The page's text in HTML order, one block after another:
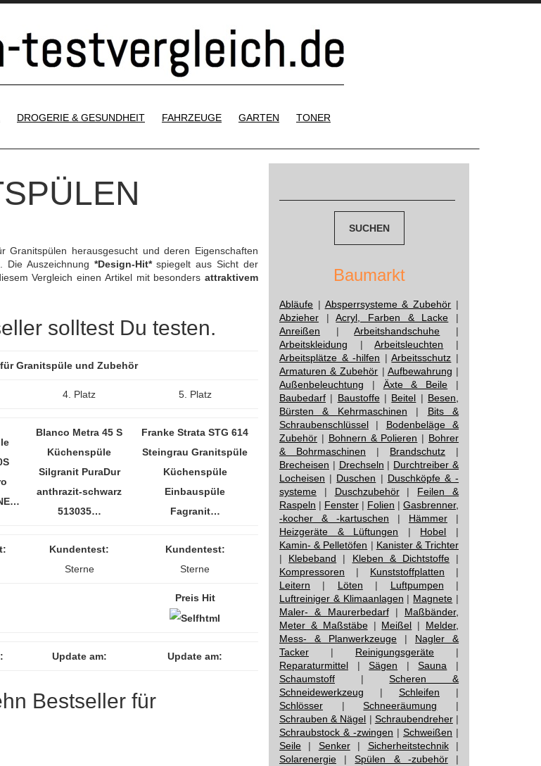
DROGERIE & GESUNDHEIT FAHRZEUGE GARTEN TONER
Granitspülen herausgesucht und deren Eigenschaften
Die Auszeichnung *Design-Hit*spiegelt aus Sicht der
Vergleich einen Artikel mit besonders attraktivem
solltest Du testen.
Granitspüle und Zubehör
4. Platz 5. Platz
Blanco Metra 45 S
Küchenspüle
Silgranit PuraDur
anthrazit-schwarz
513035…
Franke Strata STG 614
Steingrau Granitspüle
Küchenspüle
Einbauspüle
Fagranit…
Kundentest:
Sterne
Kundentest:
Sterne
Preis Hit
Update am: Update am:
Bestseller für
Baumarkt
Abläufe | Absperrsysteme & Zubehör |
Abzieher |Acryl, Farben & Lacke |
Anreißen |Arbeitshandschuhe |
Arbeitskleidung |Arbeitsleuchten |
Arbeitsplätze & -hilfen |Arbeitsschutz |
Armaturen & Zubehör | Aufbewahrung |
Außenbeleuchtung | Äxte & Beile |
Baubedarf | Baustoffe| Beitel | Besen,
Bürsten & Kehrmaschinen | Bits &
Schraubenschlüssel | Bodenbeläge &
Zubehör | Bohnern & Polieren | Bohrer
& Bohrmaschinen | Brandschutz |
Brecheisen | Drechseln | Durchtreiber &
Locheisen | Duschen | Duschköpfe & -
systeme | Duschzubehör| Feilen &
Raspeln | Fenster | Folien | Gasbrenner,
-kocher & -kartuschen | Hämmer |
Heizgeräte & Lüftungen | Hobel |
Kamin- & Pelletöfen | Kanister & Trichter
| Klebeband | Kleben & Dichtstoffe|
Kompressoren | Kunststoffplatten |
Leitern | Löten | Luftpumpen |
Luftreiniger & Klimaanlagen | Magnete |
Maler- & Maurerbedarf| Maßbänder,
Meter & Maßstäbe| Meißel | Melder,
Mess- & Planwerkzeuge | Nagler &
Tacker | Reinigungsgeräte |
Reparaturmittel |Sägen |Sauna |
Schaumstoff |Scheren &
Schneidewerkzeug | Schleifen |
Schlösser |Schneeräumung |
Schrauben & Nägel | Schraubendreher|
Schraubstock & -zwingen | Schweißen |
Seile | Senker| Sicherheitstechnik|
Solarenergie |Spülen & -zubehör|